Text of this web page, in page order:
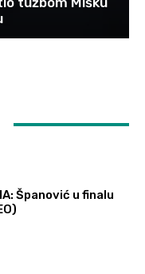
Španović u finalu